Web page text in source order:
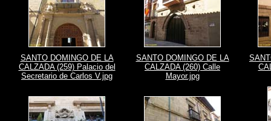
SANTO DOMINGO DE LA
CALZADA (259) Palacio del
Secretario de Carlos V.jpg
SANTO DOMINGO DE LA
CALZADA (260) Calle
Mayor.jpg